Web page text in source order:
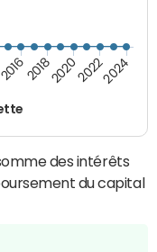
20162018202020222024
des intérêts
du capital